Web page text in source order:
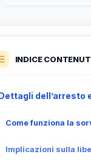
INDICE
dell’arresto
Come funziona la
Implicazioni sulla